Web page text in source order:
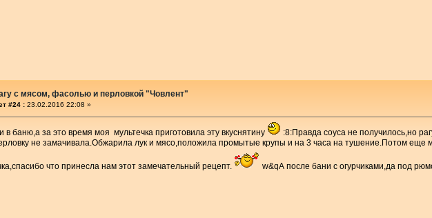
с мясом, фасолью и перловкой "Човлент"
#24 : 23.02.2016 22:08 »
в баню,а за это время моя мультечка приготовила эту вкуснятину
:8:Правда соуса не получилось,но
не замачивала.Обжарила лук и мясо,положила промытые крупы и на 3 часа на тушение.Потом еще
что принесла нам этот замечательный рецепт. w&qА после бани с огурчиками,да под